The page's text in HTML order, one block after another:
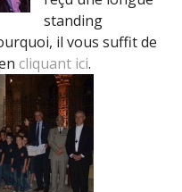
standing
il vous suffit de
cliquant ici.